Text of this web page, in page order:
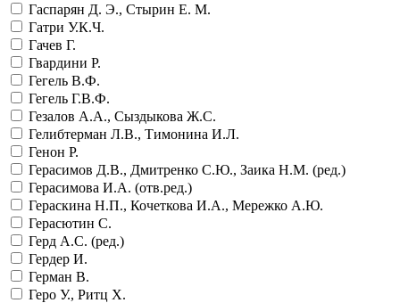
Гаспарян Д. Э., Стырин Е. М.
Гатри У.К.Ч.
Гачев Г.
Гвардини Р.
Гегель В.Ф.
Гегель Г.В.Ф.
Гезалов А.А., Сыздыкова Ж.С.
Гелибтерман Л.В., Тимонина И.Л.
Генон Р.
Герасимов Д.В., Дмитренко С.Ю., Заика Н.М. (ред.)
Герасимова И.А. (отв.ред.)
Гераскина Н.П., Кочеткова И.А., Мережко А.Ю.
Герасютин С.
Герд А.С. (ред.)
Гердер И.
Герман В.
Геро У., Ритц Х.